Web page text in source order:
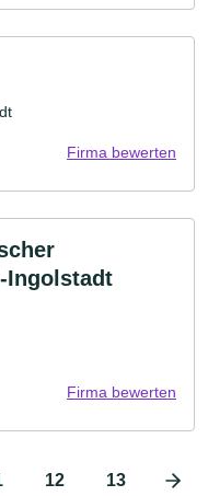
Firma bewerten
Ingolstadt
Firma bewerten
12 13